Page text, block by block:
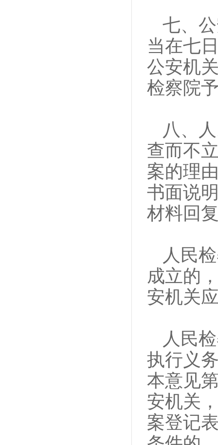
七、
当在七
公安机
检察院
八、
查而不
案的理
书面说
材料回
人民
成立的
安机关
人民
执行义
本意见
安机关
案登记